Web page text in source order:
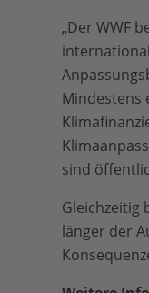
„Der WWF
Mindestens
sind
Gleichzeitig
länger der